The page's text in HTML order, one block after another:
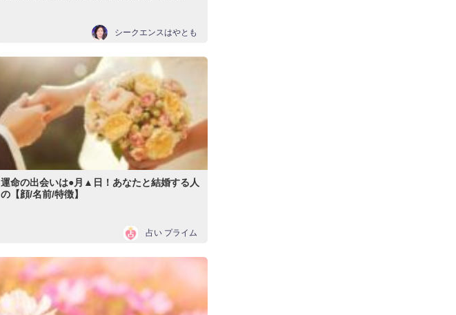
シークエンスはやとも
運命の出会いは●月▲日！あなたと結婚する人
の【顔/名前/特徴】
占い プライム